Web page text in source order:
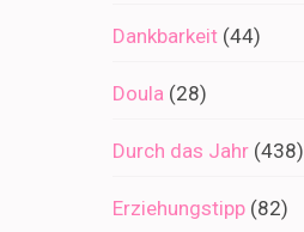
Dankbarkeit (44)
Doula (28)
Durch das Jahr (438)
Erziehungstipp (82)